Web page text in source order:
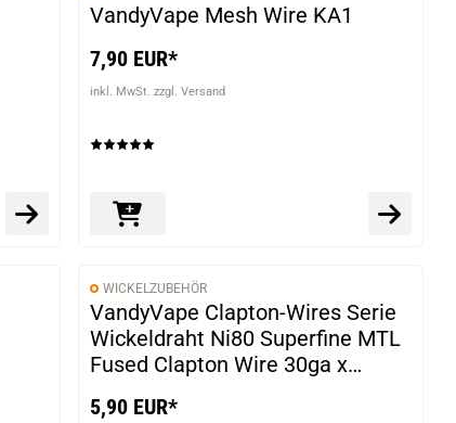
VandyVape Mesh Wire KA1
7,90 EUR*
inkl. MwSt. zzgl. Versand
WICKELZUBEHÖR
VandyVape Clapton-Wires Serie
Wickeldraht Ni80 Superfine MTL
Fused Clapton Wire 30ga x
5,90 EUR*